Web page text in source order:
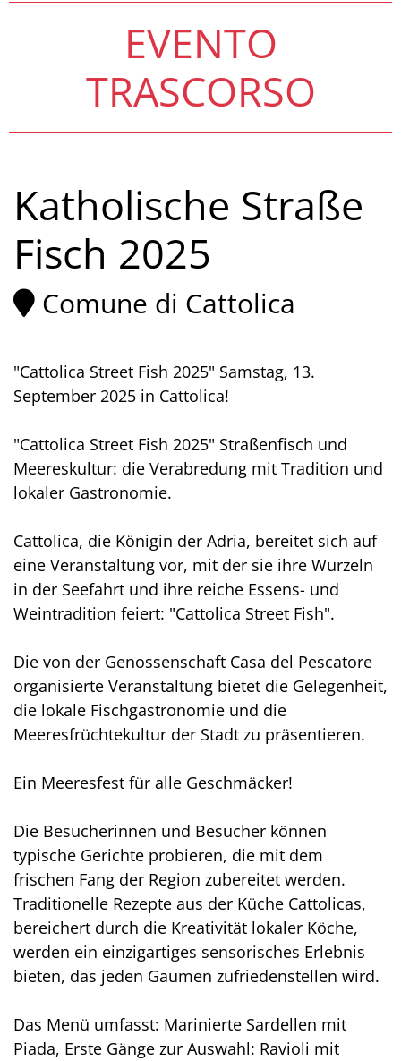
EVENTO
TRASCORSO
Katholische Straße
Fisch 2025
Comune di Cattolica
"Cattolica Street Fish 2025" Samstag, 13.
September 2025 in Cattolica!
"Cattolica Street Fish 2025" Straßenfisch und
Meereskultur: die Verabredung mit Tradition und
lokaler Gastronomie.
Cattolica, die Königin der Adria, bereitet sich auf
eine Veranstaltung vor, mit der sie ihre Wurzeln
in der Seefahrt und ihre reiche Essens- und
Weintradition feiert: "Cattolica Street Fish".
Die von der Genossenschaft Casa del Pescatore
organisierte Veranstaltung bietet die Gelegenheit,
die lokale Fischgastronomie und die
Meeresfrüchtekultur der Stadt zu präsentieren.
Ein Meeresfest für alle Geschmäcker!
Die Besucherinnen und Besucher können
typische Gerichte probieren, die mit dem
frischen Fang der Region zubereitet werden.
Traditionelle Rezepte aus der Küche Cattolicas,
bereichert durch die Kreativität lokaler Köche,
werden ein einzigartiges sensorisches Erlebnis
bieten, das jeden Gaumen zufriedenstellen wird.
Das Menü umfasst: Marinierte Sardellen mit
Piada, Erste Gänge zur Auswahl: Ravioli mit